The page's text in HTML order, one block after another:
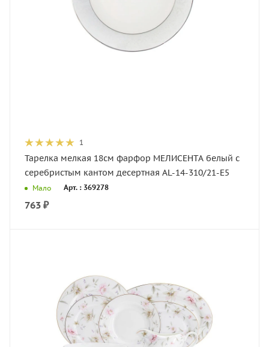
1
Тарелка мелкая 18см фарфор МЕЛИСЕНТА белый с
серебристым кантом десертная AL-14-310/21-E5
Мало Арт. : 369278
763 ₽